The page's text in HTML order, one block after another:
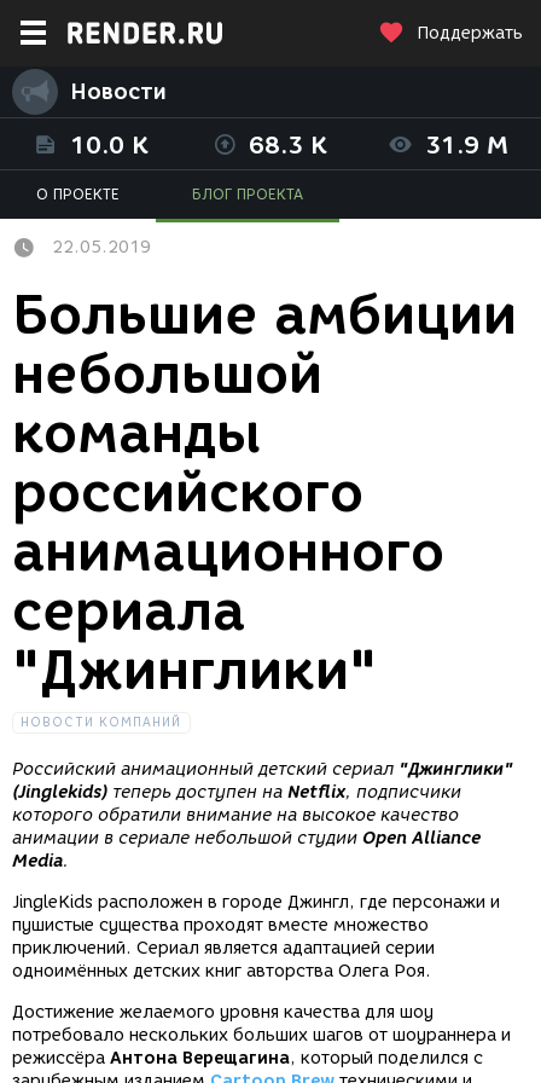
Поддержать
Новости
10.0 K 68.3 K 31.9 M
О ПРОЕКТЕ БЛОГ ПРОЕКТА
22.05.2019
Большие амбиции
небольшой
команды
российского
анимационного
сериала
"Джинглики"
НОВОСТИ КОМПАНИЙ
Российский анимационный детский сериал "Джинглики"
(Jinglekids) теперь доступен на Netflix, подписчики
которого обратили внимание на высокое качество
анимации в сериале небольшой студии Open Alliance
Media.
JingleKids расположен в городе Джингл, где персонажи и
пушистые существа проходят вместе множество
приключений. Сериал является адаптацией серии
одноимённых детских книг авторства Олега Роя.
Достижение желаемого уровня качества для шоу
потребовало нескольких больших шагов от шоураннера и
режиссёра Антона Верещагина, который поделился с